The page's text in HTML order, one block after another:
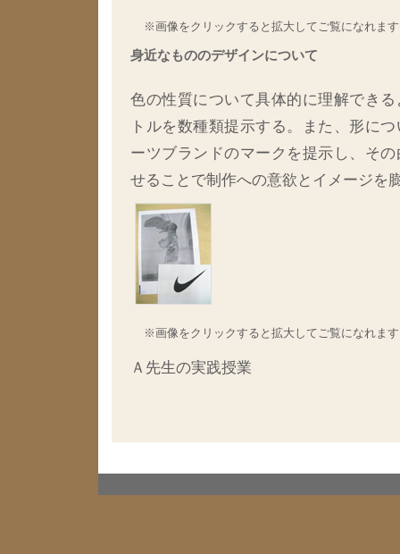
※画像をクリックすると拡大してご覧になれま
身近なもののデザインについて
色の性質について具体的に理解でき
トルを数種類提示する。また、形に
ーツブランドのマークを提示し、そ
せることで制作への意欲とイメージを
※画像をクリックすると拡大してご覧になれま
Ａ先生の実践授業